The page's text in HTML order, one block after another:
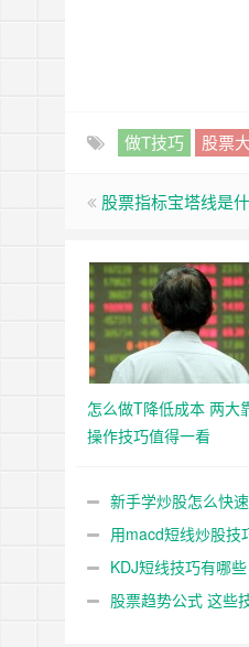
做T技巧 股票
股票指标宝塔线是
怎么做T降低成本 两大
操作技巧值得一看
新手学炒股怎么快
用macd短线炒股技
KDJ短线技巧有哪
股票趋势公式 这些